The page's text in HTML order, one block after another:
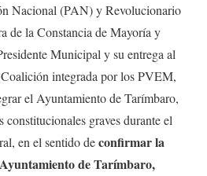
Nacional (PAN) y Revolucionario
de la Constancia de Mayoría y
Municipal y su entrega al
integrada por los PVEM,
el Ayuntamiento de Tarímbaro,
graves durante el
en el sentido deconfirmar la
de Tarímbaro,